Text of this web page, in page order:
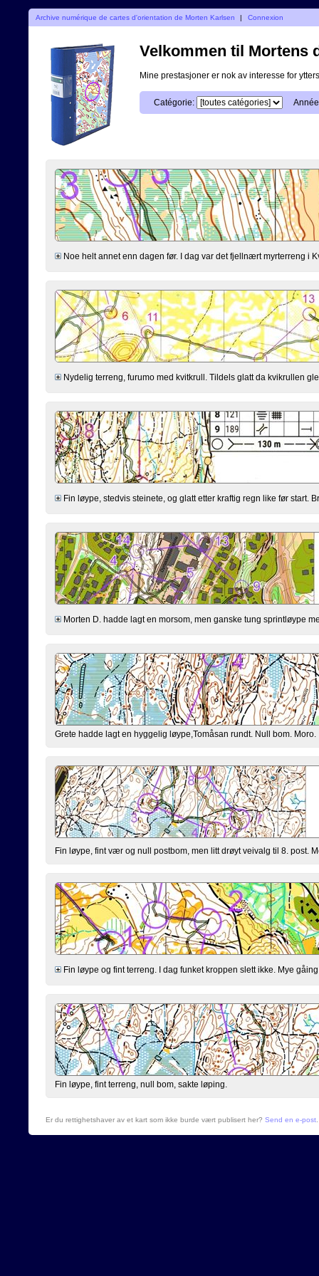
Archive numérique de cartes d'orientation de Morten Karlsen | Connexion
Velkommen til Mortens
Mine prestasjoner er nok av interesse for
Catégorie:
Noe helt annet enn dagen før. I dag var det fjellnært myrterreng i
Nydelig terreng, furumo med kvitkrull. Tildels glatt da kvikrullen
Fin løype, stedvis steinete, og glatt etter kraftig regn like før start.
Morten D. hadde lagt en morsom, men ganske tung sprintløype
Grete hadde lagt en hyggelig løype,Tomåsan rundt. Null bom. Moro.
Fin løype, fint vær og null postbom, men litt drøyt veivalg til 8. post.
Fin løype og fint terreng. I dag funket kroppen slett ikke. Mye
Fin løype, fint terreng, null bom, sakte løping.
Er du rettighetshaver av et kart som ikke burde vært publisert her? Send en e-post